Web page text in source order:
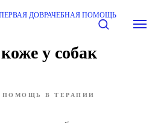
ДОВРАЧЕБНАЯ ПОМОЩЬ
у собак
ПОМОЩЬ В ТЕРАПИИ